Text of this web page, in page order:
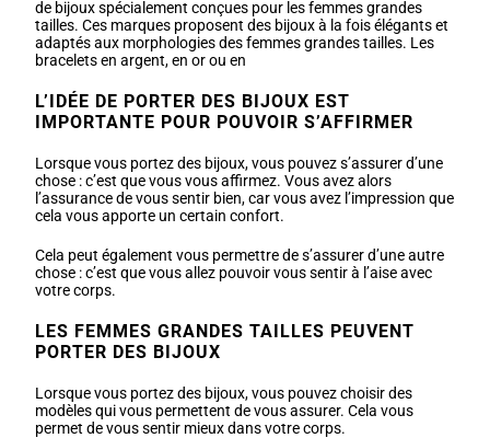
de bijoux spécialement conçues pour les femmes grandes
tailles. Ces marques proposent des bijoux à la fois élégants et
adaptés aux morphologies des femmes grandes tailles. Les
bracelets en argent, en or ou en
L’IDÉE DE PORTER DES BIJOUX EST
IMPORTANTE POUR POUVOIR S’AFFIRMER
Lorsque vous portez des bijoux, vous pouvez s’assurer d’une
chose : c’est que vous vous affirmez. Vous avez alors
l’assurance de vous sentir bien, car vous avez l’impression que
cela vous apporte un certain confort.
Cela peut également vous permettre de s’assurer d’une autre
chose : c’est que vous allez pouvoir vous sentir à l’aise avec
votre corps.
LES FEMMES GRANDES TAILLES PEUVENT
PORTER DES BIJOUX
Lorsque vous portez des bijoux, vous pouvez choisir des
modèles qui vous permettent de vous assurer. Cela vous
permet de vous sentir mieux dans votre corps.